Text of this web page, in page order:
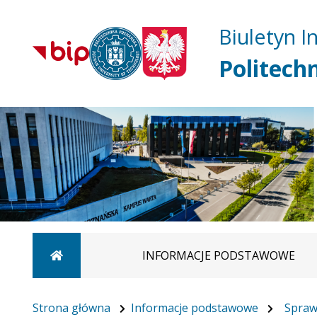
Biuletyn
Strona główna INFORMACJE PODSTAWOWE
Strona główna Informacje podstawowe